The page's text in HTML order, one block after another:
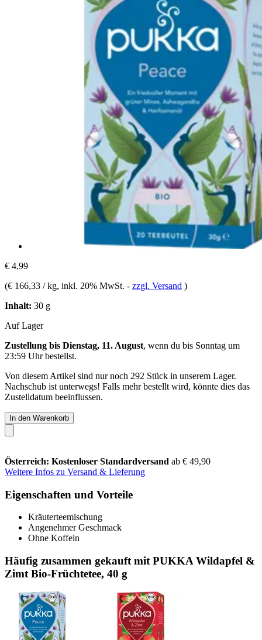
€ 4,99
(€ 166,33 / kg, inkl. 20% MwSt. - zzgl. Versand )
Inhalt: 30 g
Auf Lager
Zustellung bis Dienstag, 11. August, wenn du bis Sonntag um
23:59 Uhrbestellst.
Von diesem Artikel sind nur noch 292 Stück in unserem Lager.
Nachschub ist unterwegs! Falls mehr bestellt wird, könnte dies das
Zustelldatum beeinflussen.
In den Warenkorb
Österreich: Kostenloser Standardversand ab € 49,90
Weitere Infos zu Versand & Lieferung
Eigenschaften und Vorteile
Kräuterteemischung
Angenehmer Geschmack
Ohne Koffein
Häufig zusammen gekauft mit PUKKA Wildapfel &
Zimt Bio-Früchtetee, 40 g